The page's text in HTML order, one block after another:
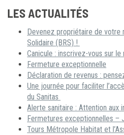
LES ACTUALITÉS
Devenez propriétaire de votre
Solidaire (BRS) !
Canicule : inscrivez-vous sur le
Fermeture exceptionnelle
Déclaration de revenus :
Une journée pour faciliter
du Sanitas
Alerte sanitaire : Attention aux
Fermetures exceptionnelles –
Tours Métropole Habitat et